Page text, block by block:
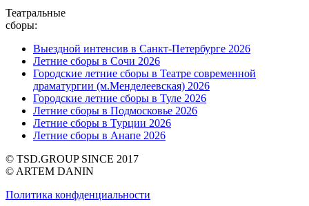
Театральные
сборы:
Выездной интенсив в Санкт-Петербурге 2026
Летние сборы в Сочи 2026
Городские летние сборы в Театре современной
драматургии (м.Менделеевская) 2026
Городские летние сборы в Туле 2026
Летние сборы в Подмосковье 2026
Летние сборы в Турции 2026
Летние сборы в Анапе 2026
© TSD.GROUP SINCE 2017
© ARTEM DANIN
Политика конфденциальности